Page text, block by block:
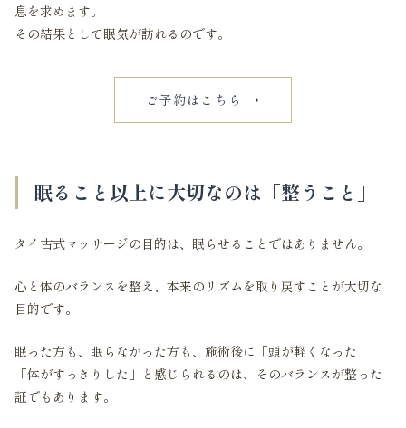
息を求めます。
その結果として眠気が訪れるのです。
ご予約はこちら →
眠ること以上に大切なのは「整うこと」
タイ古式マッサージの目的は、眠らせることではありません。
心と体のバランスを整え、本来のリズムを取り戻すことが大切な
目的です。
眠った方も、眠らなかった方も、施術後に「頭が軽くなった」
「体がすっきりした」と感じられるのは、そのバランスが整った
証でもあります。